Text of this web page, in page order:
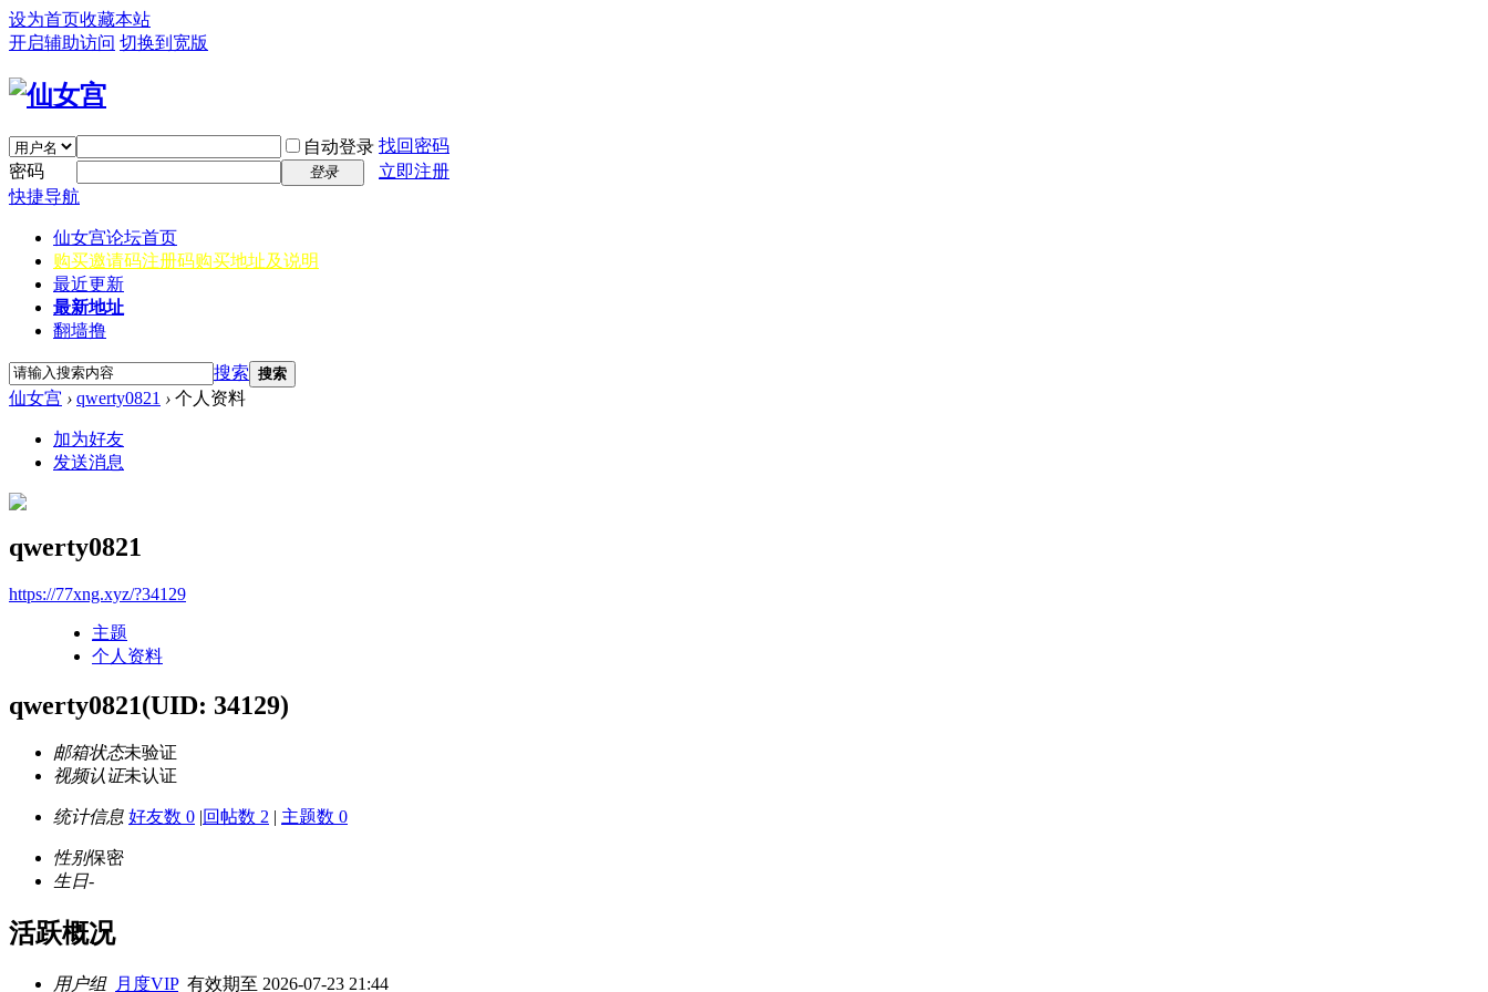
设为首页收藏本站
开启辅助访问 切换到宽版
自动登录 找回密码
密码
登录
立即注册
快捷导航
仙女宫论坛首页
购买邀请码注册码购买地址及说明
最近更新
最新地址
翻墙撸
搜索 搜索
仙女宫 › qwerty0821 › 个人资料
加为好友
发送消息
qwerty0821
https://77xng.xyz/?34129
主题
个人资料
qwerty0821(UID: 34129)
邮箱状态未验证
视频认证未认证
统计信息 好友数 0 |回帖数 2 | 主题数 0
性别保密
生日-
活跃概况
用户组 月度VIP有效期至 2026-07-23 21:44